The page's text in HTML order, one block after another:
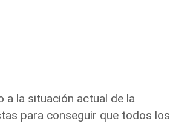
a la situación actual de la
para conseguir que todos los